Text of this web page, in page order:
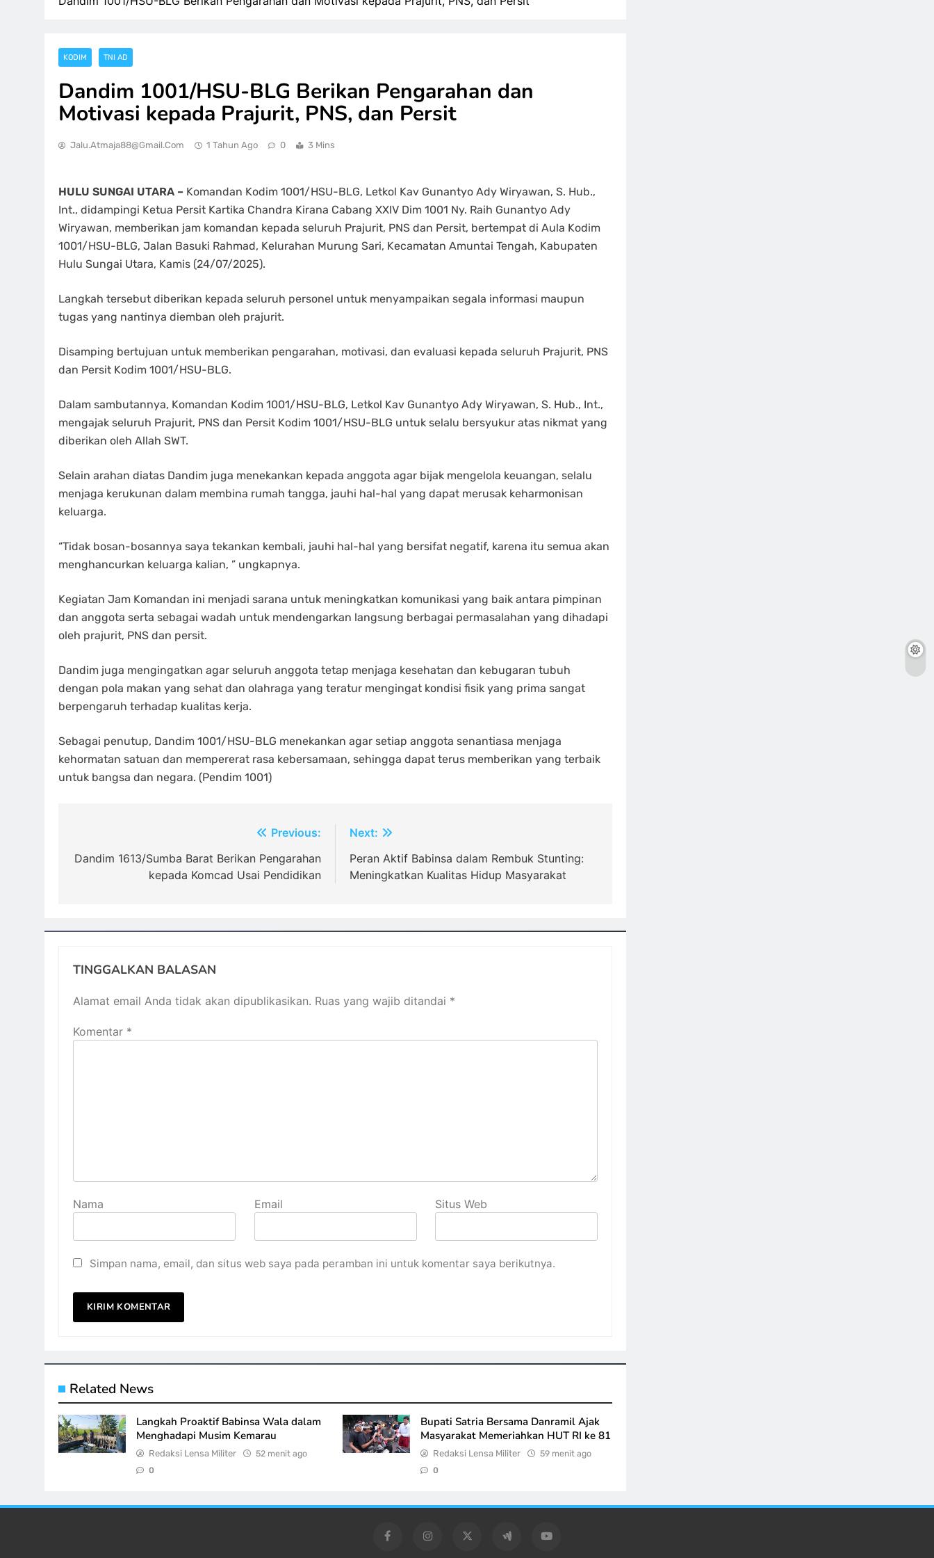
KODIM TNI AD
Dandim 1001/HSU-BLG Berikan Pengarahan dan
Motivasi kepada Prajurit, PNS, dan Persit
Jalu.atmaja88@gmail.com 1 Tahun Ago 0 3 Mins
HULU SUNGAI UTARA – Komandan Kodim 1001/HSU-BLG, Letkol Kav Gunantyo Ady Wiryawan, S. Hub.,
Int., didampingi Ketua Persit Kartika Chandra Kirana Cabang XXIV Dim 1001 Ny. Raih Gunantyo Ady
Wiryawan, memberikan jam komandan kepada seluruh Prajurit, PNS dan Persit, bertempat di Aula Kodim
1001/HSU-BLG, Jalan Basuki Rahmad, Kelurahan Murung Sari, Kecamatan Amuntai Tengah, Kabupaten
Hulu Sungai Utara, Kamis (24/07/2025).
Langkah tersebut diberikan kepada seluruh personel untuk menyampaikan segala informasi maupun
tugas yang nantinya diemban oleh prajurit.
Disamping bertujuan untuk memberikan pengarahan, motivasi, dan evaluasi kepada seluruh Prajurit, PNS
dan Persit Kodim 1001/HSU-BLG.
Dalam sambutannya, Komandan Kodim 1001/HSU-BLG, Letkol Kav Gunantyo Ady Wiryawan, S. Hub., Int.,
mengajak seluruh Prajurit, PNS dan Persit Kodim 1001/HSU-BLG untuk selalu bersyukur atas nikmat yang
diberikan oleh Allah SWT.
Selain arahan diatas Dandim juga menekankan kepada anggota agar bijak mengelola keuangan, selalu
menjaga kerukunan dalam membina rumah tangga, jauhi hal-hal yang dapat merusak keharmonisan
keluarga.
“Tidak bosan-bosannya saya tekankan kembali, jauhi hal-hal yang bersifat negatif, karena itu semua akan
menghancurkan keluarga kalian, ” ungkapnya.
Kegiatan Jam Komandan ini menjadi sarana untuk meningkatkan komunikasi yang baik antara pimpinan
dan anggota serta sebagai wadah untuk mendengarkan langsung berbagai permasalahan yang dihadapi
oleh prajurit, PNS dan persit.
Dandim juga mengingatkan agar seluruh anggota tetap menjaga kesehatan dan kebugaran tubuh
dengan pola makan yang sehat dan olahraga yang teratur mengingat kondisi fisik yang prima sangat
berpengaruh terhadap kualitas kerja.
Sebagai penutup, Dandim 1001/HSU-BLG menekankan agar setiap anggota senantiasa menjaga
kehormatan satuan dan mempererat rasa kebersamaan, sehingga dapat terus memberikan yang terbaik
untuk bangsa dan negara. (Pendim 1001)
pos
Previous:
Dandim 1613/Sumba Barat Berikan Pengarahan
kepada Komcad Usai Pendidikan
Next:
Peran Aktif Babinsa dalam Rembuk Stunting:
Meningkatkan Kualitas Hidup Masyarakat
TINGGALKAN BALASAN
Alamat email Anda tidak akan dipublikasikan. Ruas yang wajib ditandai *
Komentar *
Nama Email Situs Web
Simpan nama, email, dan situs web saya pada peramban ini untuk komentar saya berikutnya.
Related News
Langkah Proaktif Babinsa Wala dalam
Menghadapi Musim Kemarau
Redaksi Lensa Militer 52 menit ago
0
Bupati Satria Bersama Danramil Ajak
Masyarakat Memeriahkan HUT RI ke 81
Redaksi Lensa Militer 59 menit ago
0